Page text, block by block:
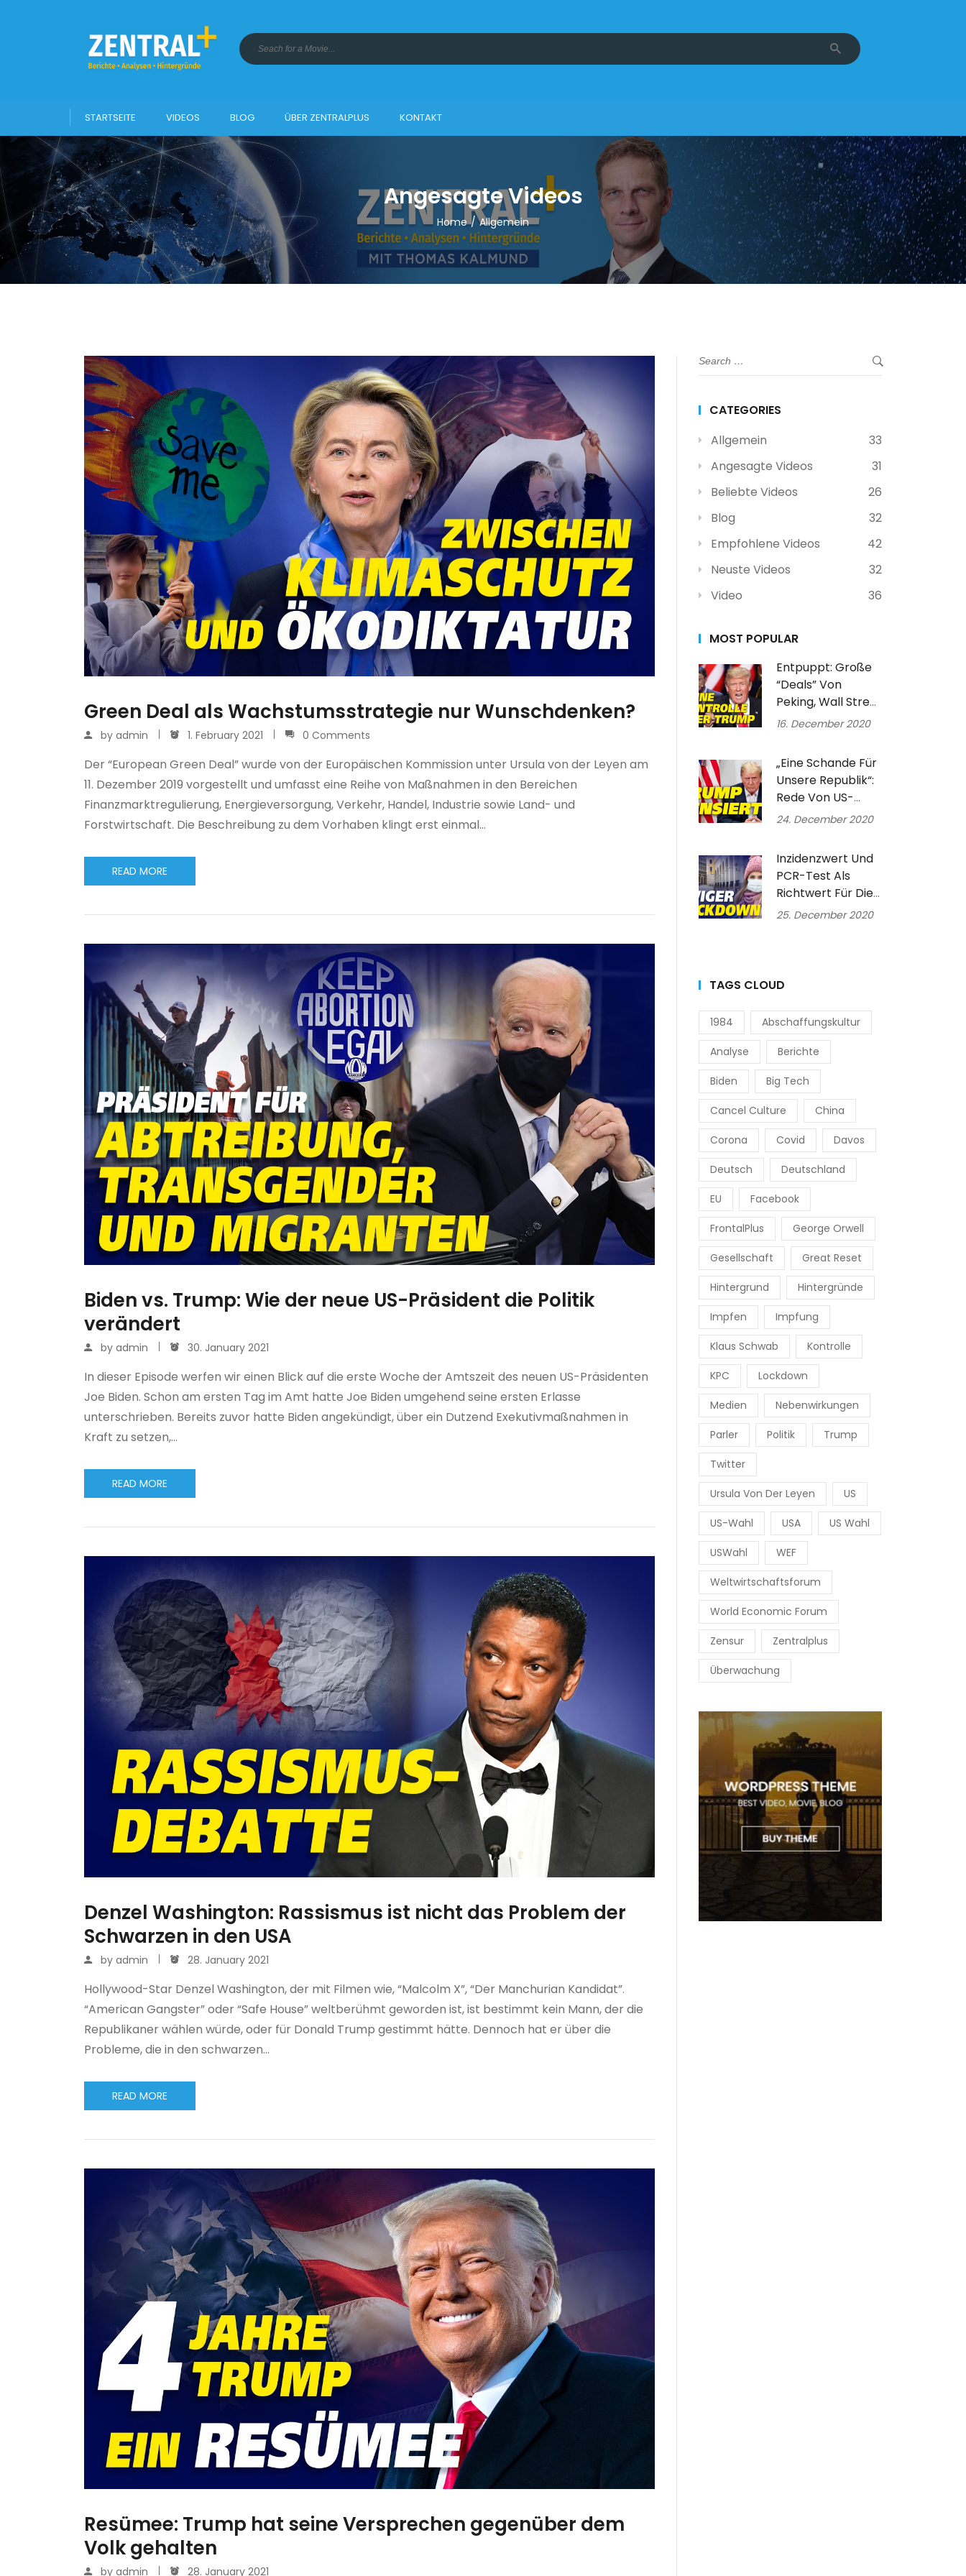
STARTSEITE VIDEOS BLOG ÜBER ZENTRALPLUS KONTAKT
Angesagte Videos
Home / Allgemein
Green Deal als Wachstumsstrategie nur Wunschdenken?
by admin 1. February 2021 0 Comments
Der “European Green Deal” wurde von der Europäischen Kommission unter Ursula von der Leyen am
11. Dezember 2019 vorgestellt und umfasst eine Reihe von Maßnahmen in den Bereichen
Finanzmarktregulierung, Energieversorgung, Verkehr, Handel, Industrie sowie Land- und
Forstwirtschaft. Die Beschreibung zu dem Vorhaben klingt erst einmal…
READ MORE
Biden vs. Trump: Wie der neue US-Präsident die Politik
verändert
by admin 30. January 2021
In dieser Episode werfen wir einen Blick auf die erste Woche der Amtszeit des neuen US-Präsidenten
Joe Biden. Schon am ersten Tag im Amt hatte Joe Biden umgehend seine ersten Erlasse
unterschrieben. Bereits zuvor hatte Biden angekündigt, über ein Dutzend Exekutivmaßnahmen in
Kraft zu setzen,…
READ MORE
Denzel Washington: Rassismus ist nicht das Problem der
Schwarzen in den USA
by admin 28. January 2021
Hollywood-Star Denzel Washington, der mit Filmen wie, “Malcolm X”, “Der Manchurian Kandidat”.
“American Gangster” oder “Safe House” weltberühmt geworden ist, ist bestimmt kein Mann, der die
Republikaner wählen würde, oder für Donald Trump gestimmt hätte. Dennoch hat er über die
Probleme, die in den schwarzen…
READ MORE
Resümee: Trump hat seine Versprechen gegenüber dem
Volk gehalten
by admin 28. January 2021
CATEGORIES
Allgemein
33
Angesagte Videos
31
Beliebte Videos
26
Blog
32
Empfohlene Videos
42
Neuste Videos
32
Video
36
MOST POPULAR
Entpuppt: Große
“Deals” Von
Peking, Wall Street
Und Biden | Trump
16. December 2020
„Eine Schande Für
Unsere Republik“:
Rede Von US-
Präsident Donald
Wurde
24. December 2020
Inzidenzwert Und
PCR-Test Als
Richtwert Für Die
Coronapolitik?
25. December 2020
TAGS CLOUD
1984 Abschaffungskultur
Analyse Berichte
Biden Big Tech
Cancel Culture China
Corona Covid Davos
Deutsch Deutschland
EU Facebook
FrontalPlus George Orwell
Gesellschaft Great Reset
Hintergrund Hintergründe
Impfen Impfung
Klaus Schwab Kontrolle
KPC Lockdown
Medien Nebenwirkungen
Parler Politik Trump
Twitter
Ursula Von Der Leyen US
US-Wahl USA US Wahl
USWahl WEF
Weltwirtschaftsforum
World Economic Forum
Zensur Zentralplus
Überwachung